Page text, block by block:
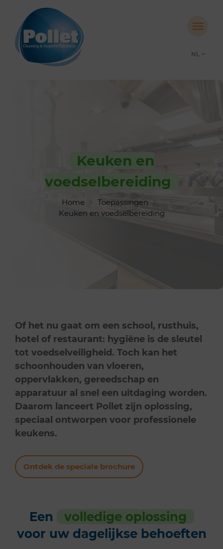
NL
Keuken en
voedselbereiding
Home
Toepassingen
Keuken en voedselbereiding
Of het nu gaat om een school, rusthuis,
hotel of restaurant: hygiëne is de sleutel
tot voedselveiligheid. Toch kan het
schoonhouden van vloeren,
oppervlakken, gereedschap en
apparatuur al snel een uitdaging worden.
Daarom lanceert Pollet zijn oplossing,
speciaal ontworpen voor professionele
keukens.
Ontdek de speciale brochure
Een
volledige oplossing
voor uw dagelijkse behoeften